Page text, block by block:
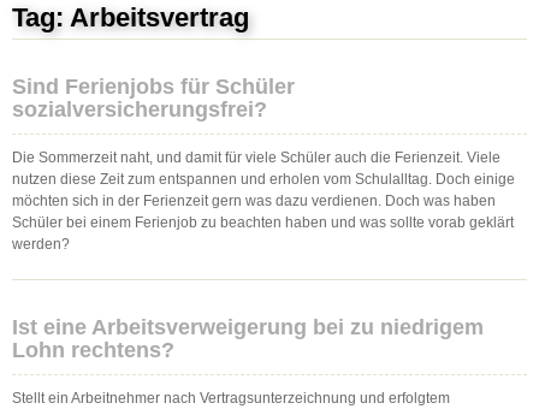
Tag: Arbeitsvertrag
Sind Ferienjobs für Schüler
sozialversicherungsfrei?
Die Sommerzeit naht, und damit für viele Schüler auch die Ferienzeit. Viele
nutzen diese Zeit zum entspannen und erholen vom Schulalltag. Doch einige
möchten sich in der Ferienzeit gern was dazu verdienen. Doch was haben
Schüler bei einem Ferienjob zu beachten haben und was sollte vorab geklärt
werden?
Ist eine Arbeitsverweigerung bei zu niedrigem
Lohn rechtens?
Stellt ein Arbeitnehmer nach Vertragsunterzeichnung und erfolgtem